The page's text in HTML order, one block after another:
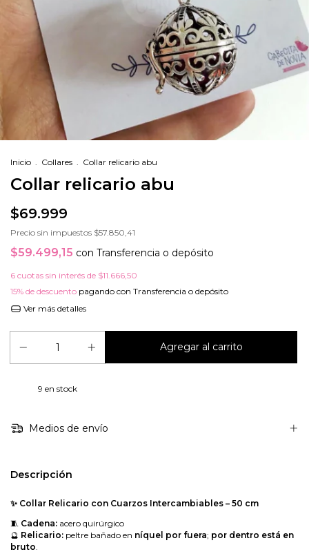
Inicio . Collares . Collar relicario abu
Collar relicario abu
$69.999
Precio sin impuestos $57.850,41
$59.499,15 con Transferencia o depósito
6 cuotas sin interés de $11.666,50
15% de descuento pagando con Transferencia o depósito
Ver más detalles
9 en stock
Medios de envío
Descripción
✨ Collar Relicario con Cuarzos Intercambiables – 50 cm
🧵 Cadena: acero quirúrgico
🔮 Relicario: peltre bañado en níquel por fuera; por dentro está en
bruto